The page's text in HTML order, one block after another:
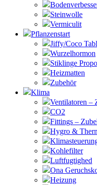
Steinwolle
Vermiculit
Pflanzenstart
Jiffy/Coco
Wurzelhormon
Stiklinge
Heizmatten
Zubehör
Klima
Ventilatoren –
CO2
Fittings –
Hygro &
Kohlefilter
Luftfugtighed
Ona
Heizung